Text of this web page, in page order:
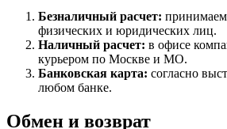
Безналичный расчет:
физических и юридических лиц.
Наличный расчет: в офисе
курьером по Москве и МО.
Банковская карта: согласно
любом банке.
Обмен и возврат